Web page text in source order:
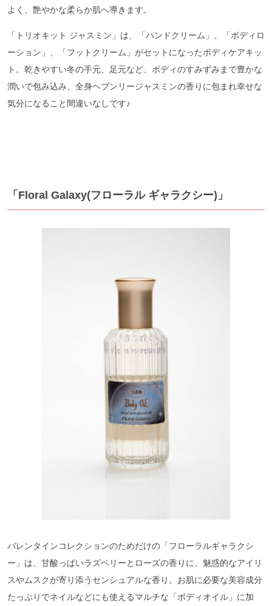
よく、艶やかな柔らか肌へ導きます。
「トリオキット ジャスミン」は、「ハンドクリーム」、「ボディロ
ーション」、「フットクリーム」がセットになったボディケアキッ
ト。乾きやすい冬の手元、足元など、ボディのすみずみまで豊かな
潤いで包み込み、全身ヘブンリージャスミンの香りに包まれ幸せな
気分になること間違いなしです♪
「Floral Galaxy(フローラル ギャラクシー)」
バレンタインコレクションのためだけの「フローラルギャラクシ
ー」は、甘酸っぱいラズベリーとローズの香りに、魅惑的なアイリ
スやムスクが寄り添うセンシュアルな香り。お肌に必要な美容成分
たっぷりでネイルなどにも使えるマルチな「ボディオイル」に加